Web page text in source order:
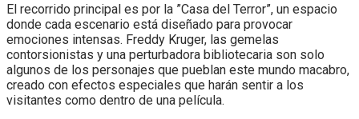
El recorrido principal es por la ”Casa del Terror”, un espacio
donde cada escenario está diseñado para provocar
emociones intensas. Freddy Kruger, las gemelas
contorsionistas y una perturbadora bibliotecaria son solo
algunos de los personajes que pueblan este mundo macabro,
creado con efectos especiales que harán sentir a los
visitantes como dentro de una película.